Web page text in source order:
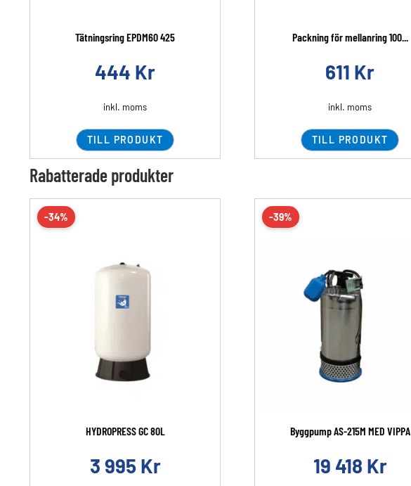
Tätningsring EPDM60 425
444 Kr
inkl. moms
TILL PRODUKT
Packning för mellanring 100...
611 Kr
inkl. moms
TILL PRODUKT
Rabatterade produkter
-34%
HYDROPRESS GC 80L
3 995 Kr
-39%
Byggpump AS-215M MED VIPPA
19 418 Kr